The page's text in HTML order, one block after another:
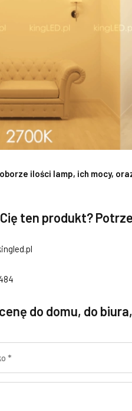
ilości lamp, ich mocy,
ten produkt?
do domu, do